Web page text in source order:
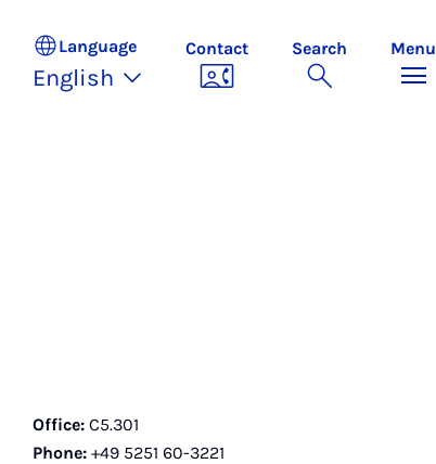
Language
English
Contact Search Menu
Office: C5.301
Phone: +49 5251 60-3221